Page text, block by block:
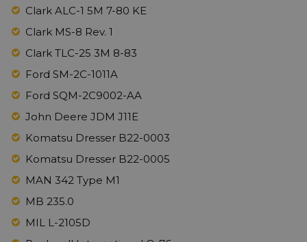
Clark ALC-1 5M 7-80 KE
Clark MS-8 Rev. 1
Clark TLC-25 3M 8-83
Ford SM-2C-1011A
Ford SQM-2C9002-AA
John Deere JDM J11E
Komatsu Dresser B22-0003
Komatsu Dresser B22-0005
MAN 342 Type M1
MB 235.0
MIL L-2105D